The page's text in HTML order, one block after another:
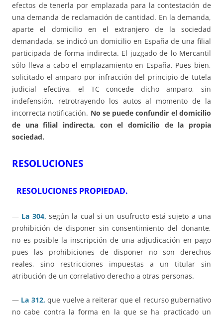
efectos de tenerla por emplazada para la contestación de
una demanda de reclamación de cantidad. En la demanda,
aparte el domicilio en el extranjero de la sociedad
demandada, se indicó un domicilio en España de una filial
participada de forma indirecta. El juzgado de lo Mercantil
sólo lleva a cabo el emplazamiento en España. Pues bien,
solicitado el amparo por infracción del principio de tutela
judicial efectiva, el TC concede dicho amparo, sin
indefensión, retrotrayendo los autos al momento de la
incorrecta notificación. No se puede confundir el domicilio
de una filial indirecta, con el domicilio de la propia
sociedad.
RESOLUCIONES
RESOLUCIONES PROPIEDAD.
— La 304, según la cual si un usufructo está sujeto a una
prohibición de disponer sin consentimiento del donante,
no es posible la inscripción de una adjudicación en pago
pues las prohibiciones de disponer no son derechos
reales, sino restricciones impuestas a un titular sin
atribución de un correlativo derecho a otras personas.
— La 312, que vuelve a reiterar que el recurso gubernativo
no cabe contra la forma en la que se ha practicado un